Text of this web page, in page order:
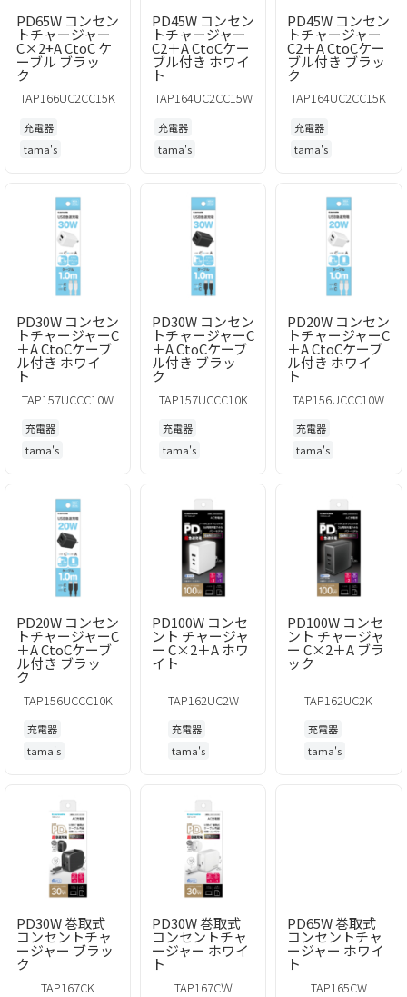
PD65W コンセン
トチャージャー
C×2+A CtoC ケ
ーブル ブラッ
ク
TAP166UC2CC15K
充電器
tama's
PD45W コンセン
トチャージャー
C2＋A CtoCケー
ブル付き ホワイ
ト
TAP164UC2CC15W
充電器
tama's
PD45W コンセン
トチャージャー
C2＋A CtoCケー
ブル付き ブラッ
ク
TAP164UC2CC15K
充電器
tama's
PD30W コンセン
トチャージャーC
＋A CtoCケーブ
ル付き ホワイ
ト
TAP157UCCC10W
充電器
tama's
PD30W コンセン
トチャージャーC
＋A CtoCケーブ
ル付き ブラッ
ク
TAP157UCCC10K
充電器
tama's
PD20W コンセン
トチャージャーC
＋A CtoCケーブ
ル付き ホワイ
ト
TAP156UCCC10W
充電器
tama's
PD20W コンセン
トチャージャーC
＋A CtoCケーブ
ル付き ブラッ
ク
TAP156UCCC10K
充電器
tama's
PD100W コンセ
ント チャージャ
ー C×2＋A ホワ
イト
TAP162UC2W
充電器
tama's
PD100W コンセ
ント チャージャ
ー C×2＋A ブラ
ック
TAP162UC2K
充電器
tama's
PD30W 巻取式
コンセントチャ
ージャー ブラッ
ク
TAP167CK
PD30W 巻取式
コンセントチャ
ージャー ホワイ
ト
TAP167CＷ
PD65W 巻取式
コンセントチャ
ージャー ホワイ
ト
TAP165CW